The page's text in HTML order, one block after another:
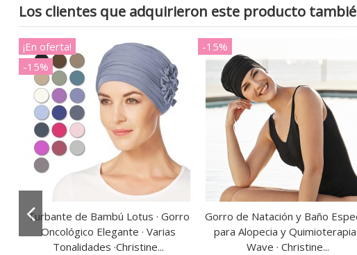
Los clientes que adquirieron este producto
¡En oferta!
-15%
Turbante de Bambú Lotus · Gorro
Oncológico Elegante · Varias
Tonalidades ·Christine...
-15%
Gorro de Natación y Baño
para Alopecia y Quimioterapia
Wave · Christine...